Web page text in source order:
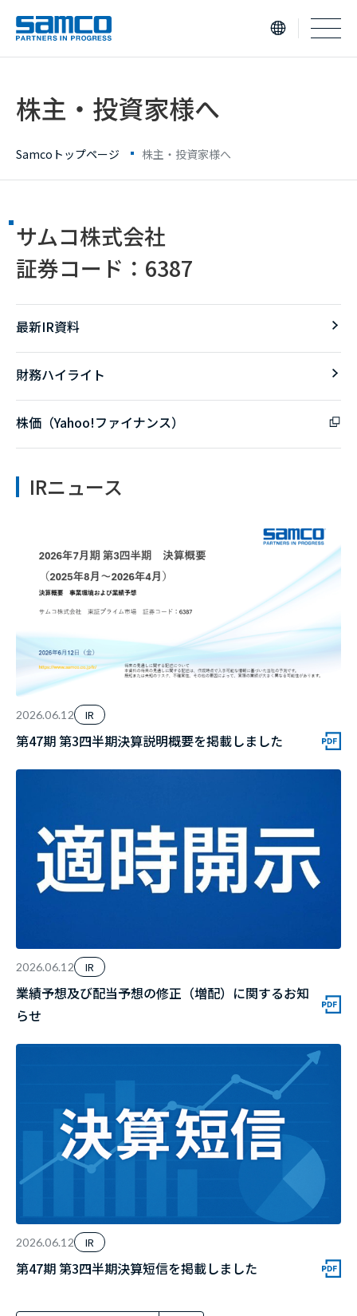
samco PARTNERS IN PROGRESS
株主・投資家様へ
Samcoトップページ 株主・投資家様へ
サムコ株式会社
証券コード：6387
最新IR資料
財務ハイライト
株価（Yahoo!ファイナンス）
IRニュース
2026.06.12 IR
第47期 第3四半期決算説明概要を掲載しました
2026.06.12 IR
業績予想及び配当予想の修正（増配）に関するお知
らせ
2026.06.12 IR
第47期 第3四半期決算短信を掲載しました